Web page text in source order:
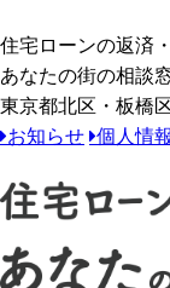
住宅ローンの返済
あなたの街の相談
東京都北区・板橋
お知らせ 個人情